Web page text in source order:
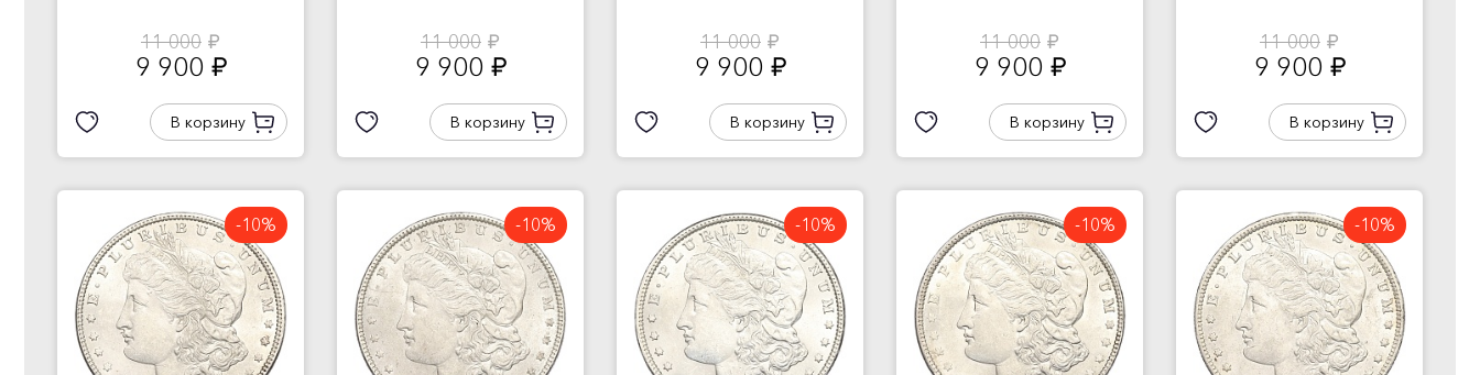
11 000 руб.
9 900 руб.
В корзину
11 000 руб.
9 900 руб.
В корзину
11 000 руб.
9 900 руб.
В корзину
11 000 руб.
9 900 руб.
В корзину
11 000 руб.
9 900 руб.
В корзину
-10% -10% -10% -10% -10%